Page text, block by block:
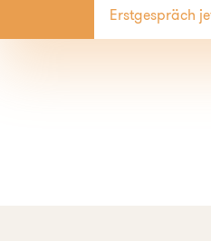
Erstgespräch